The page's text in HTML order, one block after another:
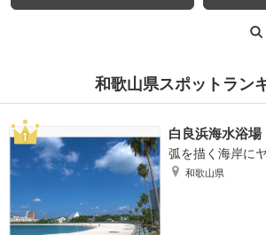
和歌山県スポットラン
白良浜海水浴場
弧を描く海岸に
和歌山県